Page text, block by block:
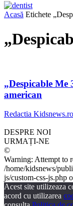
Acasă Etichete
„Despicable
american
Redactia Kidsnews.ro
DESPRE NOI
URMAȚI-NE
©
Warning: Attempt to
/home/kidsnews/
js/custom-css-js.php
Acest site utilizeaza
acord cu utilizarea